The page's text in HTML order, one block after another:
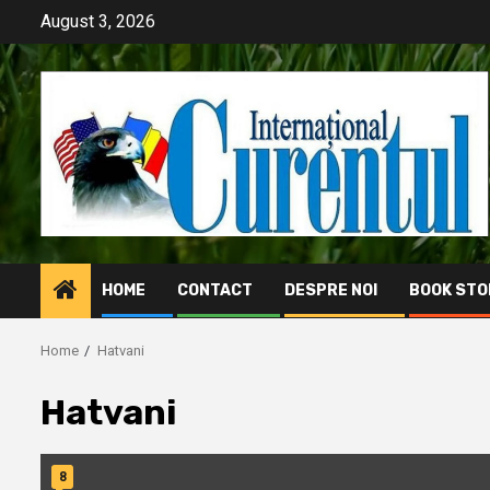
content
August 3, 2026
HOME CONTACT DESPRE NOI BOOK
Home Hatvani
Hatvani
8